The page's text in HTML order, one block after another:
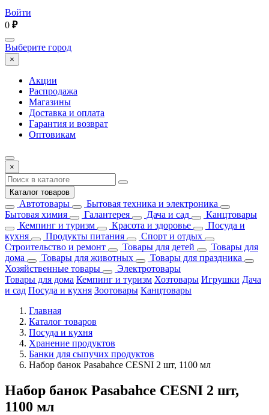
Войти
0 ₽
Выберите город
×
Акции
Распродажа
Магазины
Доставка и оплата
Гарантия и возврат
Оптовикам
×
Каталог товаров
Автотовары
Бытовая техника и электроника
Бытовая химия
Галантерея Дача и сад
Канцтовары
Кемпинг и туризм
Красота и здоровье
Посуда и
кухня
Продукты питания
Спорт и отдых
Строительство и ремонт
Товары для детей
Товары для
дома
Товары для животных
Товары для праздника
Хозяйственные товары
Электротовары
Товары для дома Кемпинг и туризм Хозтовары Игрушки Дача
и сад Посуда и кухня Зоотовары Канцтовары
Главная
Каталог товаров
Посуда и кухня
Хранение продуктов
Банки для сыпучих продуктов
Набор банок Pasabahce CESNI 2 шт, 1100 мл
Набор банок Pasabahce CESNI 2 шт,
1100 мл